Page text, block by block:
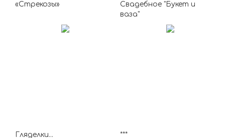
«Стрекозы»
Свадебное "Букет и
ваза"
Гляделки... ***